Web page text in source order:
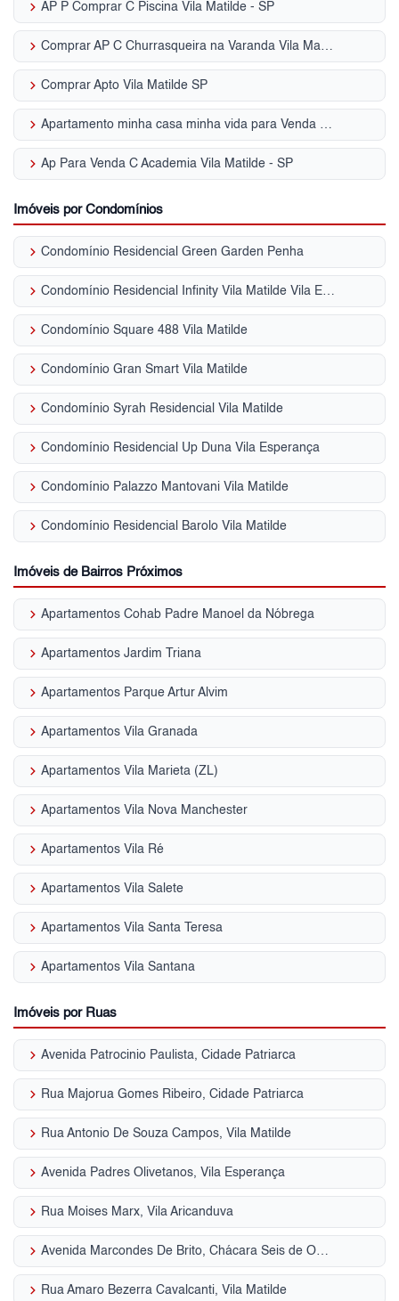
keyboard_arrow_right AP P Comprar C Piscina Vila Matilde - SP
keyboard_arrow_right Comprar AP C Churrasqueira na Varanda Vila Matilde - SP
keyboard_arrow_right Comprar Apto Vila Matilde SP
keyboard_arrow_right Apartamento minha casa minha vida para Venda | Vila Matilde
keyboard_arrow_right Ap Para Venda C Academia Vila Matilde - SP
Imóveis por Condomínios
keyboard_arrow_right Condomínio Residencial Green Garden Penha
keyboard_arrow_right Condomínio Residencial Infinity Vila Matilde Vila Esperança
keyboard_arrow_right Condomínio Square 488 Vila Matilde
keyboard_arrow_right Condomínio Gran Smart Vila Matilde
keyboard_arrow_right Condomínio Syrah Residencial Vila Matilde
keyboard_arrow_right Condomínio Residencial Up Duna Vila Esperança
keyboard_arrow_right Condomínio Palazzo Mantovani Vila Matilde
keyboard_arrow_right Condomínio Residencial Barolo Vila Matilde
Imóveis de Bairros Próximos
keyboard_arrow_right Apartamentos Cohab Padre Manoel da Nóbrega
keyboard_arrow_right Apartamentos Jardim Triana
keyboard_arrow_right Apartamentos Parque Artur Alvim
keyboard_arrow_right Apartamentos Vila Granada
keyboard_arrow_right Apartamentos Vila Marieta (ZL)
keyboard_arrow_right Apartamentos Vila Nova Manchester
keyboard_arrow_right Apartamentos Vila Ré
keyboard_arrow_right Apartamentos Vila Salete
keyboard_arrow_right Apartamentos Vila Santa Teresa
keyboard_arrow_right Apartamentos Vila Santana
Imóveis por Ruas
keyboard_arrow_right Avenida Patrocinio Paulista, Cidade Patriarca
keyboard_arrow_right Rua Majorua Gomes Ribeiro, Cidade Patriarca
keyboard_arrow_right Rua Antonio De Souza Campos, Vila Matilde
keyboard_arrow_right Avenida Padres Olivetanos, Vila Esperança
keyboard_arrow_right Rua Moises Marx, Vila Aricanduva
keyboard_arrow_right Avenida Marcondes De Brito, Chácara Seis de Outubro
keyboard_arrow_right Rua Amaro Bezerra Cavalcanti, Vila Matilde